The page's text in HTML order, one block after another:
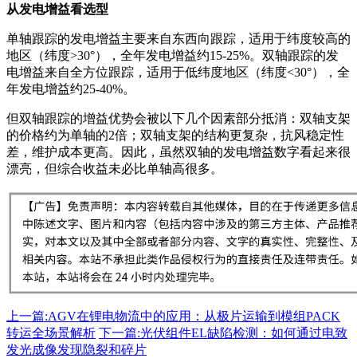
从发电增益看选型
单轴跟踪的发电增益主要来自东西向跟踪，适用于纬度较高的
地区（纬度>30°），全年发电增益约15-25%。双轴跟踪的发
电增益来自全方位跟踪，适用于低纬度地区（纬度<30°），全
年发电增益约25-40%。
但双轴跟踪的增益优势会被以下几个因素部分抵消：双轴支架
的价格约为单轴的2倍；双轴支架的结构更复杂，抗风稳定性
差，维护成本更高。因此，虽然双轴的发电增益数字看起来很
漂亮，但综合收益未必比单轴高很多。
上一篇:AGV在锂电物流中的应用：从极片运输到模组PACK
转运全场景解析 下一篇:光伏组件EL缺陷检测：如何通过电致
发光成像发现隐裂和碎片